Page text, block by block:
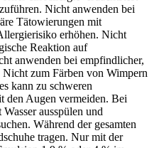
Nicht anwenden bei
Tätowierungen mit
erhöhen. Nicht
Reaktion auf
anwenden bei empfindlicher,
zum Färben von Wimpern
kann zu schweren
den Augen vermeiden. Bei
ausspülen und
Während der gesamten
tragen. Nur mit der